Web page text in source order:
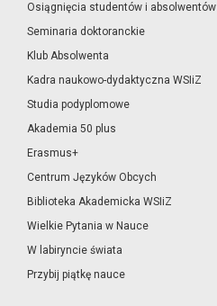
Osiągnięcia studentów i absolwentów
Seminaria doktoranckie
Klub Absolwenta
Kadra naukowo-dydaktyczna WSIiZ
Studia podyplomowe
Akademia 50 plus
Erasmus+
Centrum Języków Obcych
Biblioteka Akademicka WSIiZ
Wielkie Pytania w Nauce
W labiryncie świata
Przybij piątkę nauce